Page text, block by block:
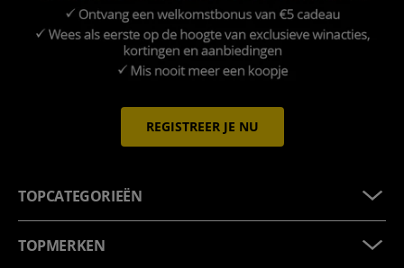
REGISTREER JE NU
TOPCATEGORIEËN
TOPMERKEN